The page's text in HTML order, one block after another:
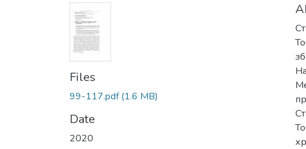
Files
99-117.pdf(1.6 MB)
Date
2020